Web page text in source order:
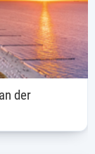
der